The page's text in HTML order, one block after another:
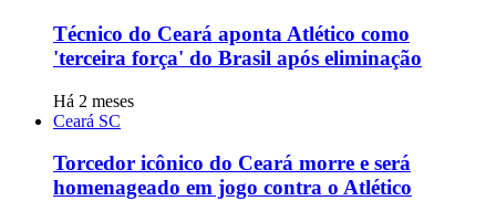
Técnico do Ceará aponta Atlético como
'terceira força' do Brasil após eliminação
Há 2 meses
Ceará SC
Torcedor icônico do Ceará morre e será
homenageado em jogo contra o Atlético